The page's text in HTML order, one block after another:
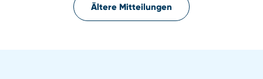
Ältere Mitteilungen